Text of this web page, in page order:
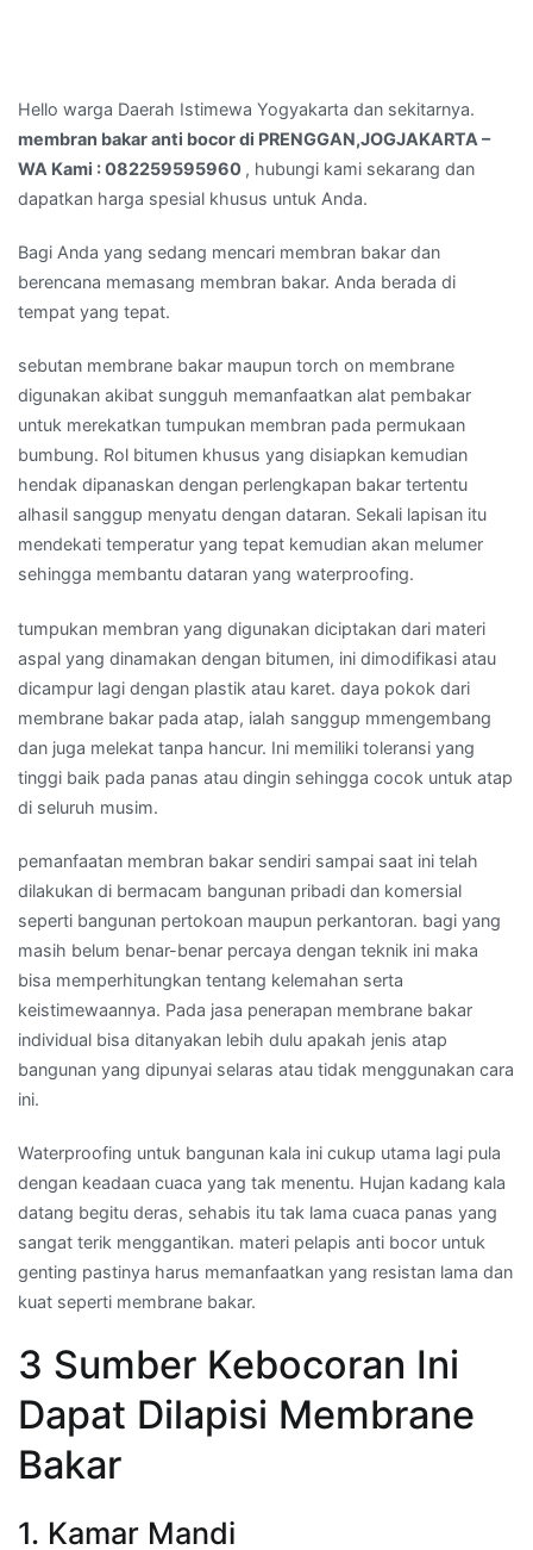
Hello warga Daerah Istimewa Yogyakarta dan sekitarnya.
membran bakar anti bocor di PRENGGAN,JOGJAKARTA –
WA Kami : 082259595960 , hubungi kami sekarang dan
dapatkan harga spesial khusus untuk Anda.
Bagi Anda yang sedang mencari membran bakar dan
berencana memasang membran bakar. Anda berada di
tempat yang tepat.
sebutan membrane bakar maupun torch on membrane
digunakan akibat sungguh memanfaatkan alat pembakar
untuk merekatkan tumpukan membran pada permukaan
bumbung. Rol bitumen khusus yang disiapkan kemudian
hendak dipanaskan dengan perlengkapan bakar tertentu
alhasil sanggup menyatu dengan dataran. Sekali lapisan itu
mendekati temperatur yang tepat kemudian akan melumer
sehingga membantu dataran yang waterproofing.
tumpukan membran yang digunakan diciptakan dari materi
aspal yang dinamakan dengan bitumen, ini dimodifikasi atau
dicampur lagi dengan plastik atau karet. daya pokok dari
membrane bakar pada atap, ialah sanggup mmengembang
dan juga melekat tanpa hancur. Ini memiliki toleransi yang
tinggi baik pada panas atau dingin sehingga cocok untuk atap
di seluruh musim.
pemanfaatan membran bakar sendiri sampai saat ini telah
dilakukan di bermacam bangunan pribadi dan komersial
seperti bangunan pertokoan maupun perkantoran. bagi yang
masih belum benar-benar percaya dengan teknik ini maka
bisa memperhitungkan tentang kelemahan serta
keistimewaannya. Pada jasa penerapan membrane bakar
individual bisa ditanyakan lebih dulu apakah jenis atap
bangunan yang dipunyai selaras atau tidak menggunakan cara
ini.
Waterproofing untuk bangunan kala ini cukup utama lagi pula
dengan keadaan cuaca yang tak menentu. Hujan kadang kala
datang begitu deras, sehabis itu tak lama cuaca panas yang
sangat terik menggantikan. materi pelapis anti bocor untuk
genting pastinya harus memanfaatkan yang resistan lama dan
kuat seperti membrane bakar.
3 Sumber Kebocoran Ini
Dapat Dilapisi Membrane
Bakar
1. Kamar Mandi